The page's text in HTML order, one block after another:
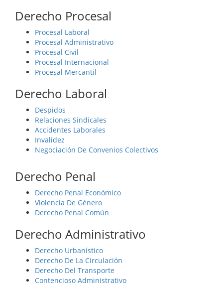
Derecho Procesal
Procesal Laboral
Procesal Administrativo
Procesal Civil
Procesal Internacional
Procesal Mercantil
Derecho Laboral
Despidos
Relaciones Sindicales
Accidentes Laborales
Invalidez
Negociación De Convenios Colectivos
Derecho Penal
Derecho Penal Económico
Violencia De Género
Derecho Penal Común
Derecho Administrativo
Derecho Urbanístico
Derecho De La Circulación
Derecho Del Transporte
Contencioso Administrativo